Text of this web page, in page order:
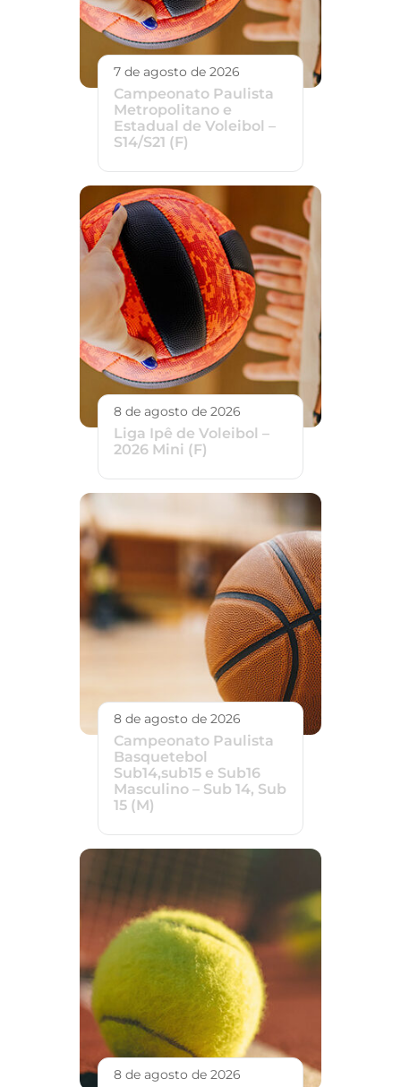
7 de agosto de 2026
Campeonato Paulista
Metropolitano e
Estadual de Voleibol –
S14/S21 (F)
8 de agosto de 2026
Liga Ipê de Voleibol –
2026 Mini (F)
8 de agosto de 2026
Campeonato Paulista
Basquetebol
Sub14,sub15 e Sub16
Masculino – Sub 14, Sub
15 (M)
8 de agosto de 2026